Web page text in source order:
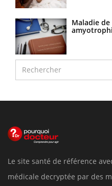
Maladie
Le site santé de référence
médicale decryptée par des